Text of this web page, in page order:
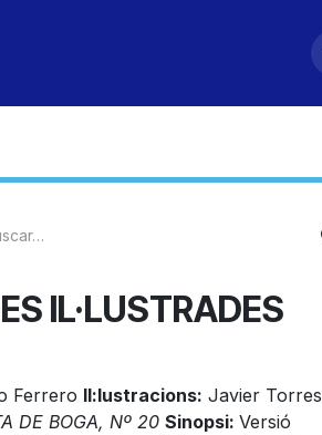
IL·LUSTRADES
Ferrero Il:lustracions: Javier Torres
DE BOGA, Nº 20 Sinopsi: Versió